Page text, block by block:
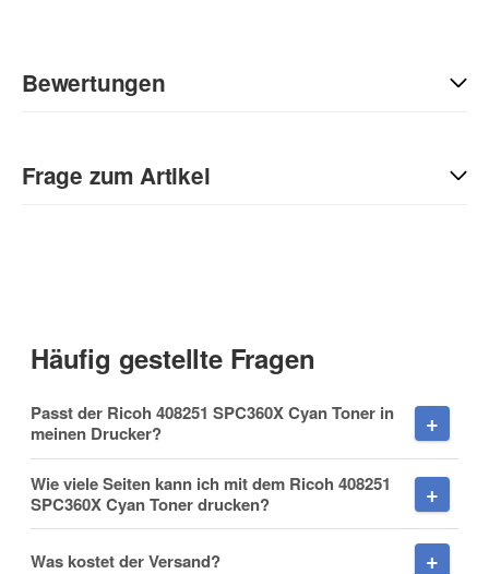
Bewertungen
Sie Anderen bei der Kaufentscheidung:
Frage zum Artikel
Nachname
Häufig gestellte Fragen
Passt der Ricoh 408251 SPC360X Cyan Toner in
meinen Drucker?
Wie viele Seiten kann ich mit dem Ricoh 408251
SPC360X Cyan Toner drucken?
Was kostet der Versand?